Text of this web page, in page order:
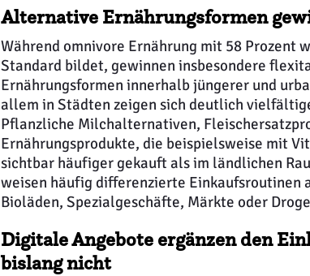
Alternative Ernährungsformen
Während omnivore Ernährung mit 58 Prozent
Standard bildet, gewinnen insbesondere
Ernährungsformen innerhalb jüngerer und
allem in Städten zeigen sich deutlich
Pflanzliche Milchalternativen,
Ernährungsprodukte, die beispielsweise mit
sichtbar häufiger gekauft als im ländlichen
weisen häufig differenzierte Einkaufsroutinen
Bioläden, Spezialgeschäfte, Märkte oder
Digitale Angebote ergänzen den
bislang nicht